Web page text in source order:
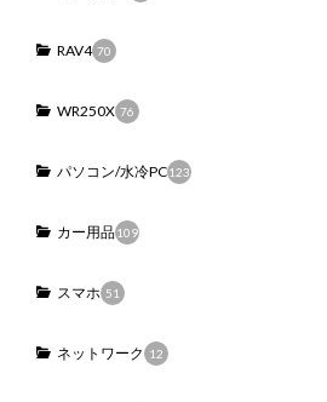
RAV4 70
WR250X 76
パソコン/水冷PC123
カー用品109
スマホ 51
ネットワーク 12